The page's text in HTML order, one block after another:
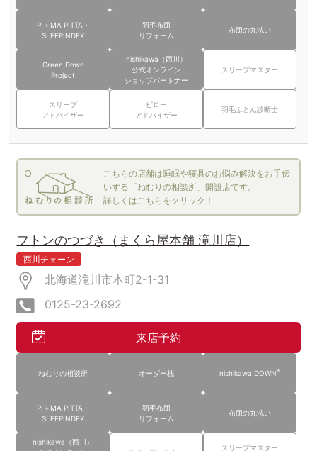
PI＋MA PITTA・
SLEEPINDEX
羽毛布団
リフォーム
布団の丸洗い
Green Down
Project
nishikawa（西川）
公式オンライン
ショップパートナー
スリープマスター
スリープ
アドバイザー
ピロー
アドバイザー
羽毛ふとん診断士
こちらの店舗は睡眠や寝具のお悩み解決をお手伝
いする「ねむりの相談所」開設店です。
詳しくはこちらをクリック！
フトンのつづき（まくら屋本舗 滝川店）
西川チェーン
北海道滝川市本町2-1-31
0125-23-2692
来店予約
ねむりの相談所 オーダー枕 nishikawa DOWN®
PI＋MA PITTA・
SLEEPINDEX
羽毛布団
リフォーム
布団の丸洗い
nishikawa（西川）
スリープマスター